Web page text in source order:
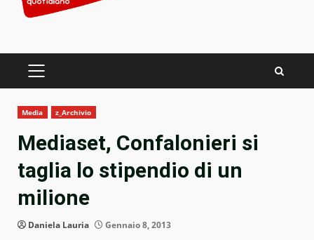
PRIMARY
Media z_Archivio
Mediaset, Confalonieri si
taglia lo stipendio di un
milione
Daniela Lauria Gennaio 8, 2013